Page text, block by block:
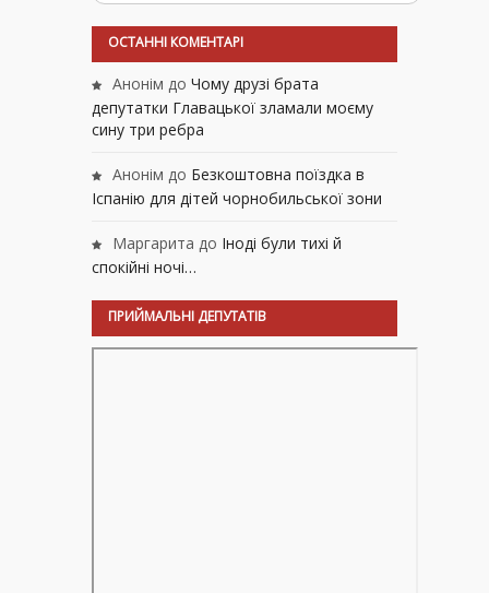
ОСТАННІ КОМЕНТАРІ
Анонім до Чому друзі брата
депутатки Главацької зламали моєму
сину три ребра
Анонім до Безкоштовна поїздка в
Іспанію для дітей чорнобильської зони
Маргарита до Іноді були тихі й
спокійні ночі…
ПРИЙМАЛЬНІ ДЕПУТАТІВ